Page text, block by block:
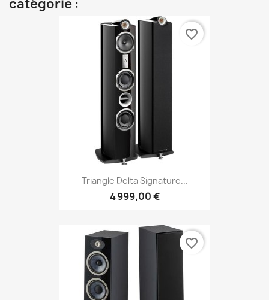
catégorie :
Triangle Delta Signature...
4 999,00 €
favorite_border
favorite_border